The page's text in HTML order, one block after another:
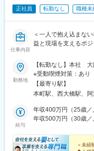
正社員 転勤なし 職種未
仕事内容
＜一人で抱え込まな
益と現場を支えるポジ
勤務地
【転勤なし】本社
※受動喫煙対策：あり
【最寄り駅】
本町駅、西大橋駅、阿
給与
年収400万円（25歳／
年収500万円（30歳／
＜未経